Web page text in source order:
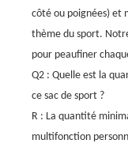
côté ou poignées) et
thème du sport.
pour peaufiner
Q2 : Quelle est la
ce sac de sport ?
R : La quantité
multifonction